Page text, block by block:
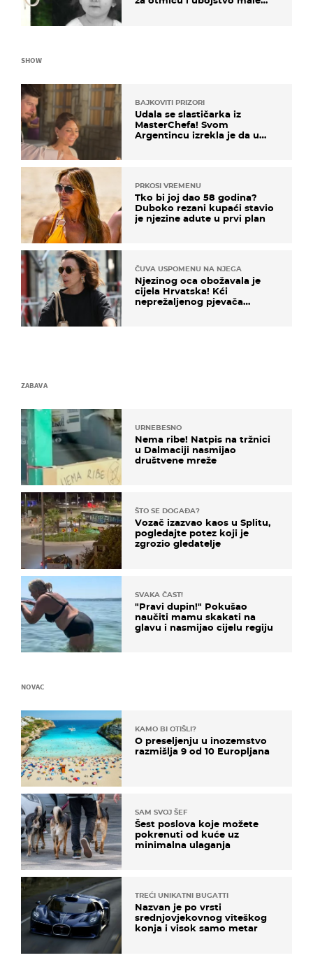
SHOW
BAJKOVITI PRIZORI
Udala se slastičarka iz
MasterChefa! Svom
Argentincu izrekla je da u
PRKOSI VREMENU
Tko bi joj dao 58 godina?
Duboko rezani kupaći stavio
je njezine adute u prvi plan
ČUVA USPOMENU NA NJEGA
Njezinog oca obožavala je
cijela Hrvatska! Kći
neprežaljenog pjevača
ZABAVA
URNEBESNO
Nema ribe! Natpis na tržnici
u Dalmaciji nasmijao
društvene mreže
ŠTO SE DOGAĐA?
Vozač izazvao kaos u Splitu,
pogledajte potez koji je
zgrozio gledatelje
SVAKA ČAST!
"Pravi dupin!" Pokušao
naučiti mamu skakati na
glavu i nasmijao cijelu regiju
NOVAC
KAMO BI OTIŠLI?
O preseljenju u inozemstvo
razmišlja 9 od 10 Europljana
SAM SVOJ ŠEF
Šest poslova koje možete
pokrenuti od kuće uz
minimalna ulaganja
TREĆI UNIKATNI BUGATTI
Nazvan je po vrsti
srednjovjekovnog viteškog
konja i visok samo metar